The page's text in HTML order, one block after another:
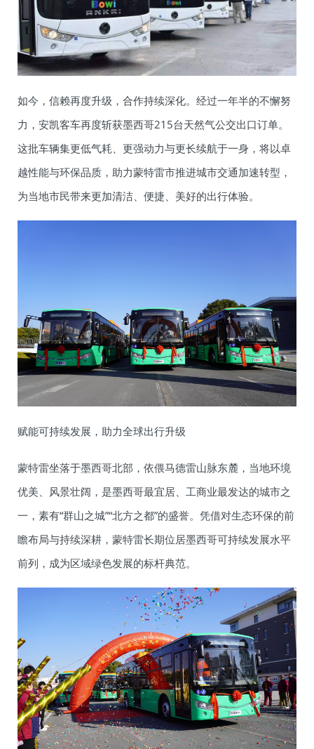
如今，信赖再度升级，合作持续深化。经过一年半的不懈努
力，安凯客车再度斩获墨西哥215台天然气公交出口订单。
这批车辆集更低气耗、更强动力与更长续航于一身，将以卓
越性能与环保品质，助力蒙特雷市推进城市交通加速转型，
为当地市民带来更加清洁、便捷、美好的出行体验。
赋能可持续发展，助力全球出行升级
蒙特雷坐落于墨西哥北部，依偎马德雷山脉东麓，当地环境
优美、风景壮阔，是墨西哥最宜居、工商业最发达的城市之
一，素有“群山之城”“北方之都”的盛誉。凭借对生态环保的前
瞻布局与持续深耕，蒙特雷长期位居墨西哥可持续发展水平
前列，成为区域绿色发展的标杆典范。